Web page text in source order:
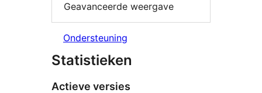
Geavanceerde weergave
Ondersteuning
Statistieken
Actieve versies